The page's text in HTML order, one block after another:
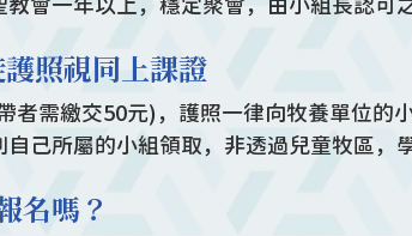
照視同上課證
者需繳交50元)，護照一律向牧養單位的
己所屬的小組領取，非透過兒童牧區，
名嗎？